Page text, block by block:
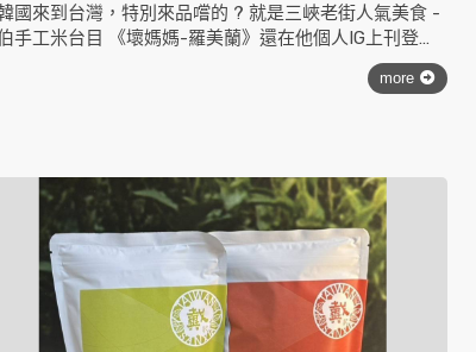
國來到台灣，特別來品嚐的 ? 就是三峽老街人氣美食 -
目 《壞媽媽-羅美蘭》還在他個人IG上刊登並
more